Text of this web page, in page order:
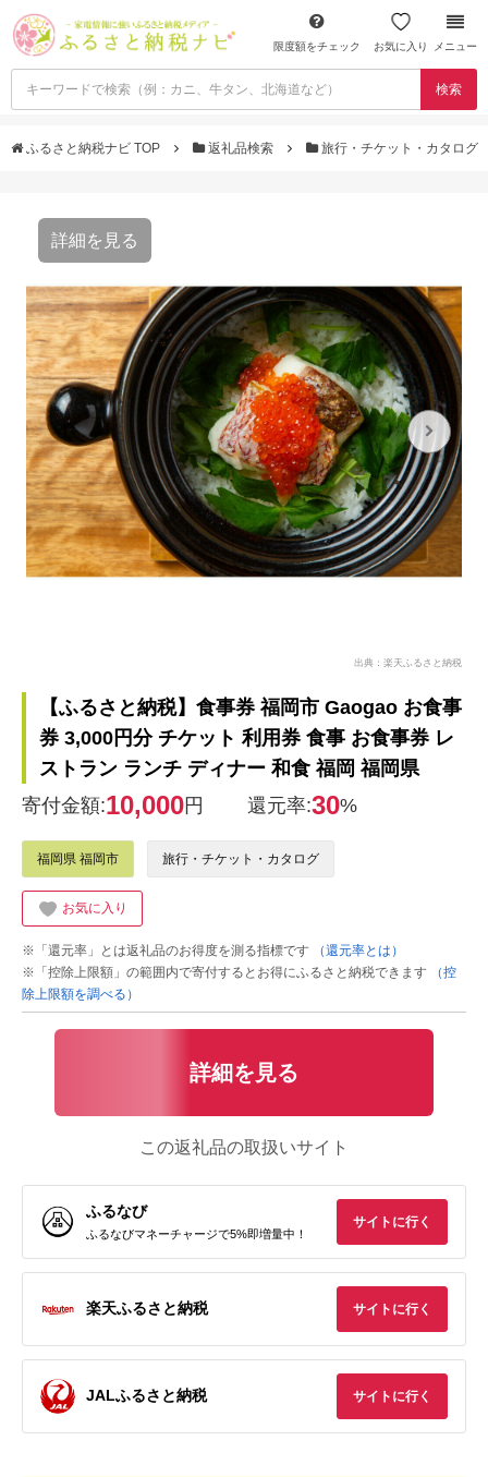
限度額をチェック お気に入り メニュー
検索
ふるさと納税ナビ TOP 返礼品検索 旅行・チケット・カタログ
詳細を見る
出典：楽天ふるさと納税
【ふるさと納税】食事券 福岡市 Gaogao お食事
券 3,000円分 チケット 利用券 食事 お食事券 レ
ストラン ランチ ディナー 和食 福岡 福岡県
寄付金額:10,000円 還元率:30%
福岡県 福岡市 旅行・チケット・カタログ
お気に入り
※「還元率」とは返礼品のお得度を測る指標です
（還元率とは）
※「控除上限額」の範囲内で寄付するとお得にふるさと納税できます
（控
除上限額を調べる）
詳細を見る
この返礼品の取扱いサイト
ふるなび
ふるなびマネーチャージで5%即増量中！
サイトに行く
楽天ふるさと納税 サイトに行く
JALふるさと納税 サイトに行く